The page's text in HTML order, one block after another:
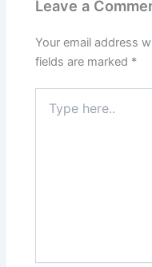
Leave a
Your email address
fields are marked *
here..